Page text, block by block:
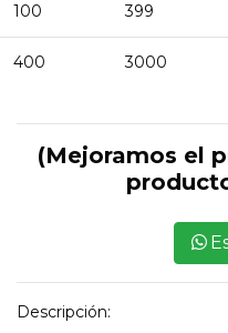
100 399
400 3000
(Mejoramos el
Descripción: